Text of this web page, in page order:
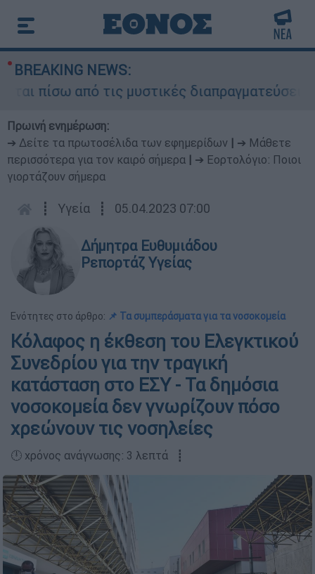
BREAKING NEWS:
από τις μυστικές διαπραγματεύσεις και
Πρωινή ενημέρωση:
➔ Δείτε τα πρωτοσέλιδα των εφημερίδων
➔ Μάθετε
περισσότερα για τον καιρό σήμερα
➔ Εορτολόγιο: Ποιοι
γιορτάζουν σήμερα
┋ Υγεία ┋ 05.04.2023 07:00
Δήμητρα Ευθυμιάδου
Ρεπορτάζ Υγείας
Ενότητες στο άρθρο: 📌 Τα συμπεράσματα για τα νοσοκομεία
Κόλαφος η έκθεση του Ελεγκτικού
Συνεδρίου για την τραγική
κατάσταση στο ΕΣΥ - Τα δημόσια
νοσοκομεία δεν γνωρίζουν πόσο
χρεώνουν τις νοσηλείες
🕛 χρόνος ανάγνωσης: 3 λεπτά ┋